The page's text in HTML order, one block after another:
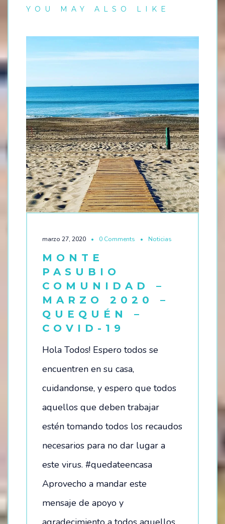
YOU MAY ALSO LIKE
marzo 27, 2020 0 Comments Noticias
MONTE
PASUBIO
COMUNIDAD –
MARZO 2020 –
QUEQUÉN –
COVID-19
Hola Todos! Espero todos se
encuentren en su casa,
cuidandonse, y espero que todos
aquellos que deben trabajar
estén tomando todos los recaudos
necesarios para no dar lugar a
este virus. #quedateencasa
Aprovecho a mandar este
mensaje de apoyo y